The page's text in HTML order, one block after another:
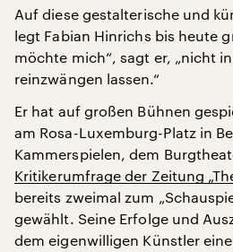
Auf diese gestalterische und
legt Fabian Hinrichs bis heute
möchte mich“, sagt er, „nicht
reinzwängen lassen.“
Er hat auf großen Bühnen
am Rosa-Luxemburg-Platz in
Kammerspielen, dem
Kritikerumfrage der Zeitung
bereits zweimal zum
gewählt. Seine Erfolge und
dem eigenwilligen Künstler